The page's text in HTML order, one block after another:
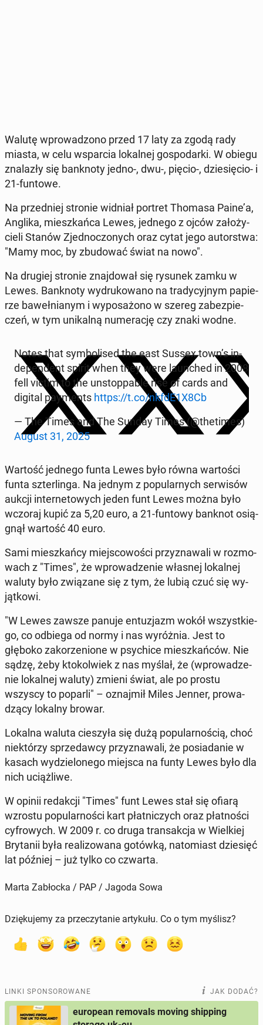
Walutę wpro­wa­dzo­no przed 17 laty za zgodą rady
miasta, w celu wspar­cia lo­kal­nej go­spo­dar­ki. W obiegu
zna­la­zły się bank­no­ty jedno-, dwu-, pięcio-, dzie­się­cio- i
21-funtowe.
Na przed­niej stronie widniał portret Thomasa Paine’a,
Anglika, miesz­kań­ca Lewes, jednego z ojców za­ło­ży­
cie­li Stanów Zjed­no­czo­nych oraz cytat jego au­tor­stwa:
"Mamy moc, by zbu­do­wać świat na nowo".
Na drugiej stronie znaj­do­wał się rysunek zamku w
Lewes. Bank­no­ty wy­dru­ko­wa­no na tra­dy­cyj­nym pa­pie­
rze ba­weł­nia­nym i wy­po­sa­żo­no w szereg za­bez­pie­
czeń, w tym uni­kal­ną nu­me­ra­cję czy znaki wodne.
Notes that sym­bo­li­sed the east Sussex town’s in­
de­pen­dent spirit when they were laun­ched in 2008
fell victim to the unstop­pa­ble rise of cards and
digital pay­ments https://t.co/nkfdE1X8Cb
— The Times and The Sunday Times (@the­ti­mes)
August 31, 2025
Wartość jednego funta Lewes było równa war­to­ści
funta szter­lin­ga. Na jednym z po­pu­lar­nych ser­wi­sów
aukcji in­ter­ne­to­wych jeden funt Lewes można było
wczoraj kupić za 5,20 euro, a 21-funtowy banknot osią­
gnął wartość 40 euro.
Sami miesz­kań­cy miej­sco­wo­ści przy­zna­wa­li w roz­mo­
wach z "Times", że wpro­wa­dze­nie własnej lo­kal­nej
waluty było zwią­za­ne się z tym, że lubią czuć się wy­
jąt­ko­wi.
"W Lewes zawsze panuje en­tu­zjazm wokół wszyst­kie­
go, co odbiega od normy i nas wy­róż­nia. Jest to
głęboko za­ko­rze­nio­ne w psy­chi­ce miesz­kań­ców. Nie
sądzę, żeby kto­kol­wiek z nas myślał, że (wpro­wa­dze­
nie lo­kal­nej waluty) zmieni świat, ale po prostu
wszyscy to poparli" – oznaj­mił Miles Jenner, pro­wa­
dzą­cy lokalny browar.
Lokalna waluta cie­szy­ła się dużą po­pu­lar­no­ścią, choć
nie­któ­rzy sprze­daw­cy przy­zna­wa­li, że po­sia­da­nie w
kasach wy­dzie­lo­ne­go miejsca na funty Lewes było dla
nich uciąż­li­we.
W opinii re­dak­cji "Times" funt Lewes stał się ofiarą
wzrostu po­pu­lar­no­ści kart płat­ni­czych oraz płat­no­ści
cy­fro­wych. W 2009 r. co druga trans­ak­cja w Wiel­kiej
Bry­ta­nii była re­ali­zo­wa­na gotówką, na­to­miast dzie­sięć
lat później – już tylko co czwarta.
Marta Zabłocka / PAP / Jagoda Sowa
Dziękujemy za przeczytanie artykułu. Co o tym myślisz?
LINKI SPONSOROWANE JAK DODAĆ?
european removals moving shipping